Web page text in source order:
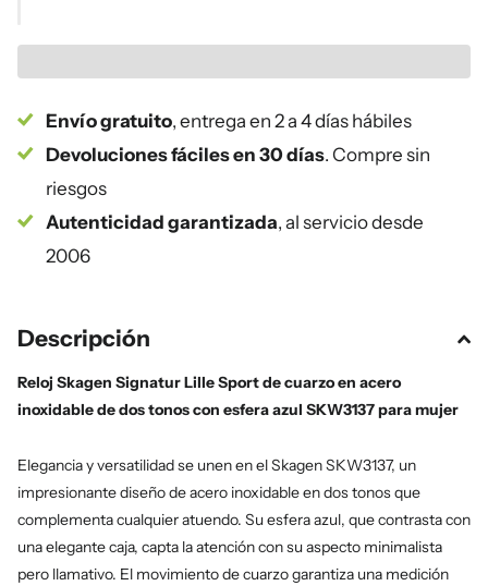
Envío gratuito, entrega en 2 a 4 días hábiles
Devoluciones fáciles en 30 días. Compre sin
riesgos
Autenticidad garantizada, al servicio desde
2006
Descripción
Reloj Skagen Signatur Lille Sport de cuarzo en acero
inoxidable de dos tonos con esfera azul SKW3137 para mujer
Elegancia y versatilidad se unen en el Skagen SKW3137, un
impresionante diseño de acero inoxidable en dos tonos que
complementa cualquier atuendo. Su esfera azul, que contrasta con
una elegante caja, capta la atención con su aspecto minimalista
pero llamativo. El movimiento de cuarzo garantiza una medición